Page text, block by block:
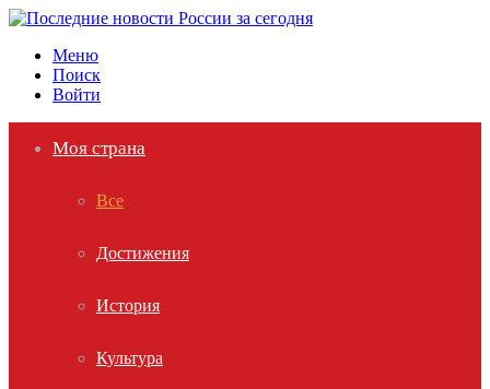
Меню
Поиск
Войти
Моя страна
Все
Достижения
История
Культура